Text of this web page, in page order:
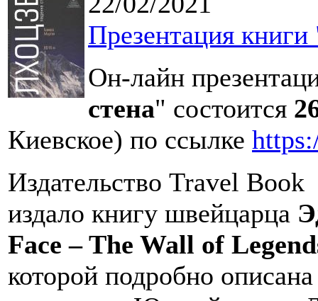
Презентация
Он-лайн
стена" состоится
Киевское) по ссылке
Издательство Travel
издало книгу швейцарца
Face – The Wall of
которой подробно